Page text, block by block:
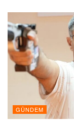
GÜNDEM